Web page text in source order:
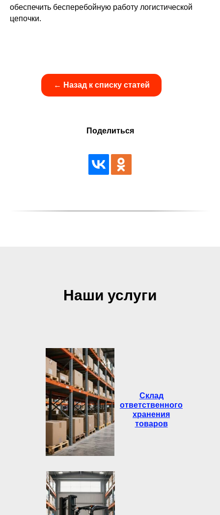
обеспечить бесперебойную работу логистической
цепочки.
← Назад к списку статей
Поделиться
Склад
ответственного
хранения
товаров
Наши услуги